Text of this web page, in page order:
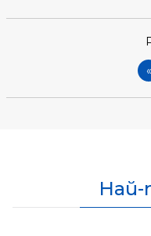
«
Най-